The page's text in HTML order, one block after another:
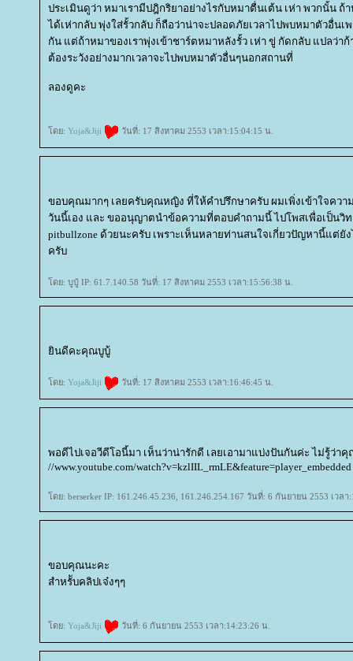
ประเมินดูว่า หมาเรามีปฎิกริยาอย่างไรกับหมาตื่นเต้น เห่า พวกนั้น ถ้
ได้เห่ากลับ พุ่งใส่รั้วกลับ ก็ถือว่าน่าจะปลอดภัยเวลาไปพบหมาตัวอื่น
กัน แต่ถ้าหมาของเราพุ่งเข้าชาร์ตหมาหลังรั้ว เห่า ขู่ กัดกลับ แปลว่า
ต้องระวังอย่างมากเวลาจะไปพบหมาตัวอื่นๆนอกสถานที่
ลองดูคะ
ดย: Yoja&Jiji วันที่: 17 สิงหาคม 2553 เวลา:15:04:15 น.
ขอบคุณมากๆ เลยครับคุณหญิง ที่ให้คำปรึกษาครับ ผมเพิ่งเข้าใจคว
วันนี้เอง และ ขออนุญาตนำข้อความที่ตอบคำถามนี้ ไปโพสเพื่อเป็นวิ
pitbullzone ด้วยนะครับ เพราะเห็นหลายท่านสนใจเกี่ยวปัญหานี้แต่
ครับ
ดย: บูบู้ IP: 61.7.140.58 วันที่: 17 สิงหาคม 2553 เวลา:15:56:38 น.
ินดีคะคุณบูบู้
ดย: Yoja&Jiji วันที่: 17 สิงหาคม 2553 เวลา:16:46:45 น.
พอดีไปเจอวีดีโอนี้มา เห็นว่าน่ารักดี เลยเอามาแบ่งปันกันค่ะ ไม่รู้ว่าคุ
//www.youtube.com/watch?v=kzlIIL_rmLE&feature=player_embedded
ดย: berserker IP: 161.246.45.236, 161.246.254.167 วันที่: 6 กันยายน 2553 เวลา
ขอบคุณนะคะ
สำหรัับคลิปเจ๋งๆๆ
ดย: Yoja&Jiji วันที่: 6 กันยายน 2553 เวลา:14:23:26 น.